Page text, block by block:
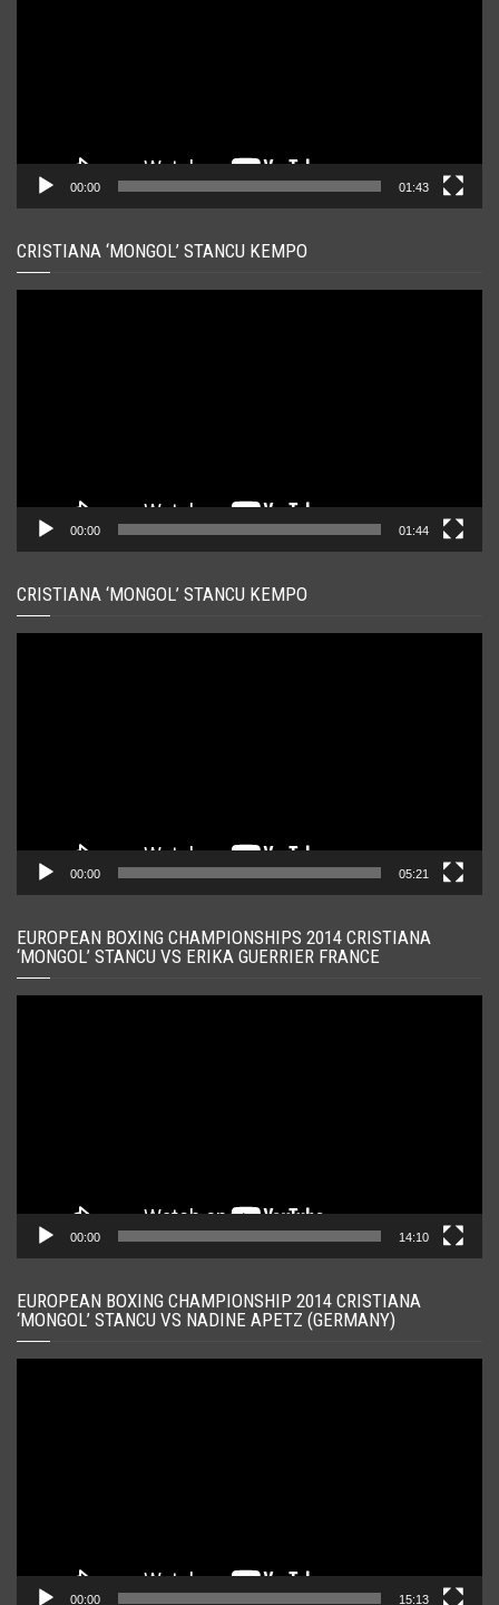
00:00 01:43
CRISTIANA ‘MONGOL’ STANCU KEMPO
00:00 01:44
CRISTIANA ‘MONGOL’ STANCU KEMPO
00:00 05:21
EUROPEAN BOXING CHAMPIONSHIPS 2014 CRISTIANA
‘MONGOL’ STANCU VS ERIKA GUERRIER FRANCE
00:00 14:10
EUROPEAN BOXING CHAMPIONSHIP 2014 CRISTIANA
‘MONGOL’ STANCU VS NADINE APETZ (GERMANY)
00:00 15:13